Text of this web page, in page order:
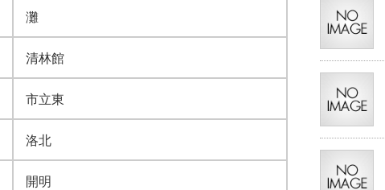
灘
清林館
市立東
洛北
開明